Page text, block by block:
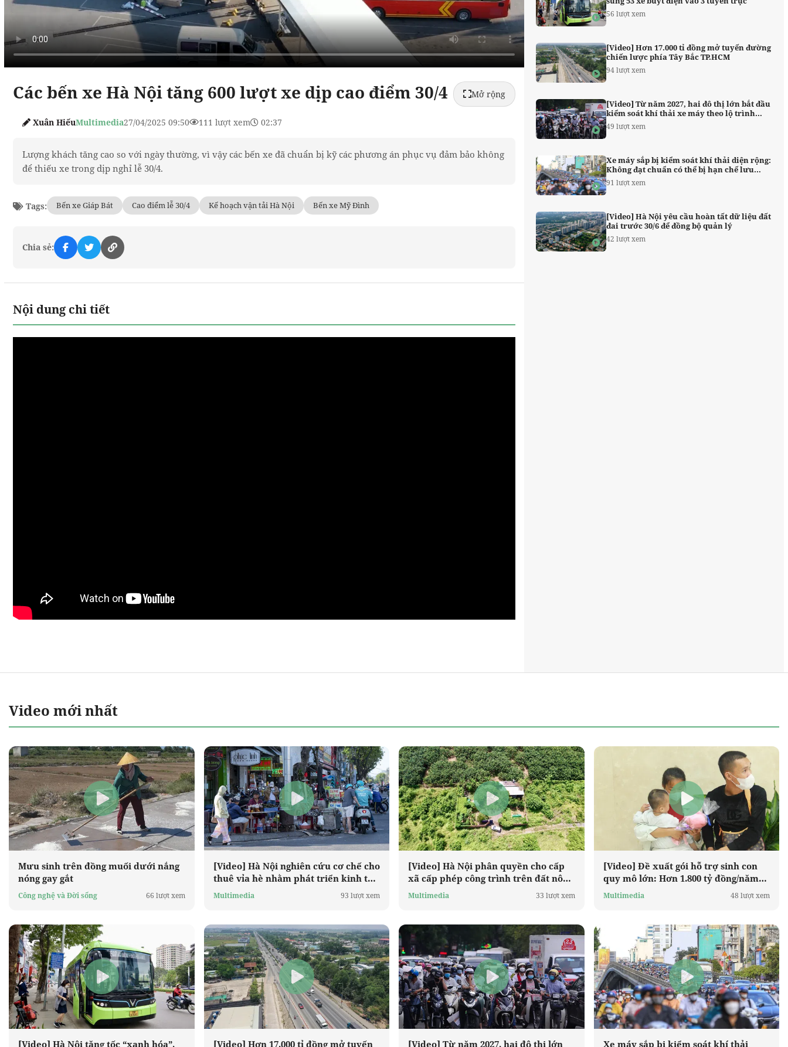
Các bến xe Hà Nội tăng 600 lượt xe dịp cao điểm 30/4 Mở rộng
Xuân HiếuMultimedia27/04/2025 09:50 111 lượt xem 02:37
Lượng khách tăng cao so với ngày thường, vì vậy các bến xe đã chuẩn bị kỹ các phương án phục vụ đảm bảo không
để thiếu xe trong dịp nghỉ lễ 30/4.
Tags: Bến xe Giáp Bát Cao điểm lễ 30/4 Kế hoạch vận tải Hà Nội Bến xe Mỹ Đình
Chia sẻ:
Nội dung chi tiết
56 lượt xem
[Video] Hơn 17.000 tỉ đồng mở tuyến đường
chiến lược phía Tây Bắc TP.HCM
94 lượt xem
[Video] Từ năm 2027, hai đô thị lớn bắt đầu
kiểm soát khí thải xe máy theo lộ trình
mới
49 lượt xem
Xe máy sắp bị kiểm soát khí thải diện rộng:
Không đạt chuẩn có thể bị hạn chế lưu
thông từ 2027
91 lượt xem
[Video] Hà Nội yêu cầu hoàn tất dữ liệu đất
đai trước 30/6 để đồng bộ quản lý
42 lượt xem
Video mới nhất
Mưu sinh trên đồng muối dưới nắng
nóng gay gắt
Công nghệ và Đời sống 66 lượt xem
[Video] Hà Nội nghiên cứu cơ chế cho
thuê vỉa hè nhằm phát triển kinh tế
đêm
Multimedia 93 lượt xem
[Video] Hà Nội phân quyền cho cấp
xã cấp phép công trình trên đất nông
nghiệp từ 18/5
Multimedia 33 lượt xem
[Video] Đề xuất gói hỗ trợ sinh con
quy mô lớn: Hơn 1.800 tỷ đồng/năm
nhằm “giữ nhịp” dân số
Multimedia 48 lượt xem
[Video] Hà Nội tăng tốc “xanh hóa”,
[Video] Hơn 17.000 tỉ đồng mở tuyến
[Video] Từ năm 2027, hai đô thị lớn
Xe máy sắp bị kiểm soát khí thải